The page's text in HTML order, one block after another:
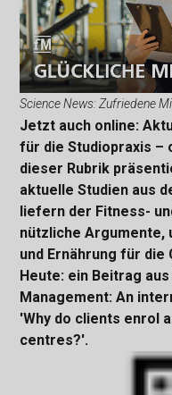
Science News: Zufriedene
Jetzt auch online:
für die Studiopraxis –
dieser Rubrik
aktuelle Studien aus
liefern der Fitness-
nützliche Argumente,
und Ernährung für
Heute: ein Beitrag
Management: An
'Why do clients enrol
centres?'.